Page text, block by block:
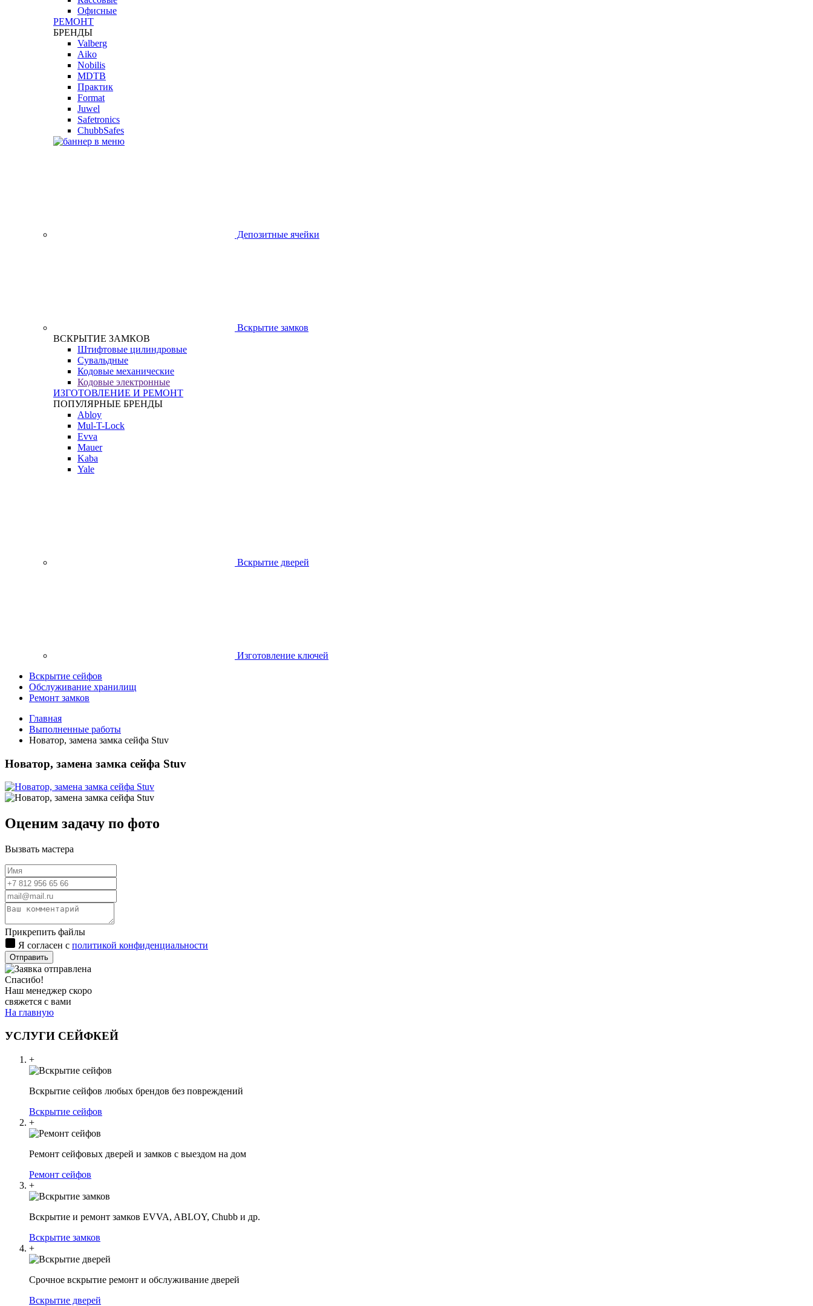
Офисные
РЕМОНТ
БРЕНДЫ
Valberg
Aiko
Nobilis
MDTB
Практик
Format
Juwel
Safetronics
ChubbSafes
Депозитные ячейки
Вскрытие замков
ВСКРЫТИЕ ЗАМКОВ
Штифтовые цилиндровые
Сувальдные
Кодовые механические
Кодовые электронные
ИЗГОТОВЛЕНИЕ И РЕМОНТ
ПОПУЛЯРНЫЕ БРЕНДЫ
Abloy
Mul-T-Lock
Evva
Mauer
Kaba
Yale
Вскрытие дверей
Изготовление ключей
Вскрытие сейфов
Обслуживание хранилищ
Ремонт замков
Главная
Выполненные работы
Новатор, замена замка сейфа Stuv
Новатор, замена замка сейфа Stuv
Оценим задачу по фото
Вызвать мастера
Прикрепить файлы
Я согласен с политикой конфиденциальности
Отправить
Спасибо!
Наш менеджер скоро
свяжется с вами
На главную
УСЛУГИ СЕЙФКЕЙ
+
Вскрытие сейфов любых брендов без повреждений
Вскрытие сейфов
+
Ремонт сейфовых дверей и замков с выездом на дом
Ремонт сейфов
+
Вскрытие и ремонт замков EVVA, ABLOY, Chubb и др.
Вскрытие замков
+
Срочное вскрытие ремонт и обслуживание дверей
Вскрытие дверей